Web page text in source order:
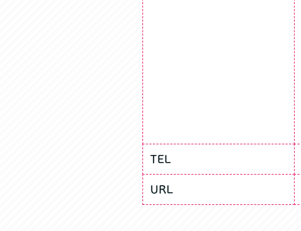
TEL
URL